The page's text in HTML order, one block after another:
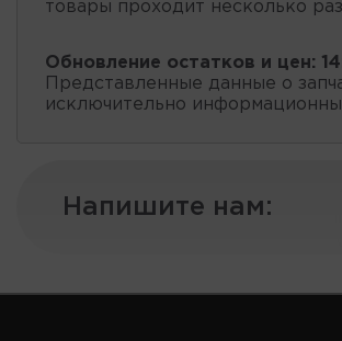
товары проходит несколько
Обновление остатков и цен:
Представленные данные о
исключительно
Напишите нам: